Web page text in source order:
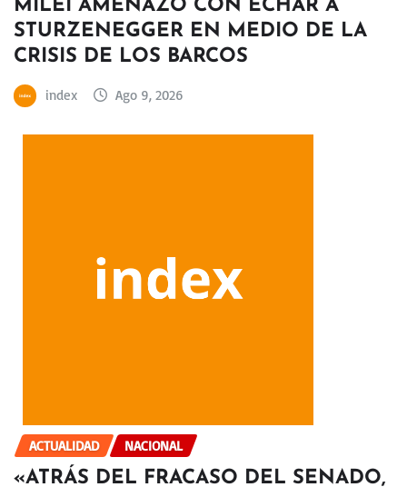
MILEI AMENAZÓ CON ECHAR A
STURZENEGGER EN MEDIO DE LA
CRISIS DE LOS BARCOS
index Ago 9, 2026
ACTUALIDAD NACIONAL
«ATRÁS DEL FRACASO DEL SENADO,